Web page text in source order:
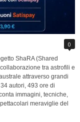
0
ShaRA (Shared
tra astrofili e
attraverso grandi
autori, 493 ore di
immagini, tecniche,
meraviglie del